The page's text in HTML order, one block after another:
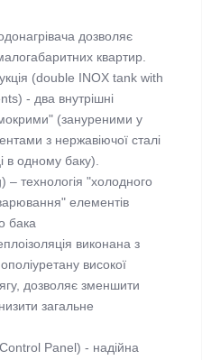
дозволяє
квартир.
(double INOX tank with
- два внутрішні
(зануреними у
з нержавіючої сталі
одному баку).
технологія "холодного
елементів
бака
виконана з
високої
дозволяє зменшити
загальне
Panel) - надійна